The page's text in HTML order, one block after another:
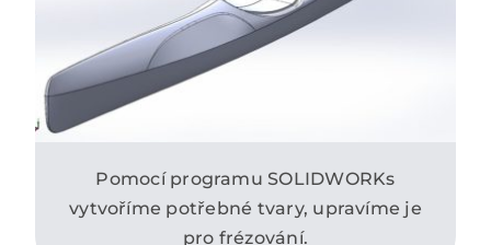
Pomocí programu SOLIDWORKs
vytvoříme potřebné tvary, upravíme je
pro frézování.